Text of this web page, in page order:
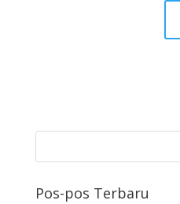
Pos-pos Terbaru